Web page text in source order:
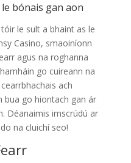
bónais gan aon
le sult a bhaint as le
Casino, smaoiníonn
agus na roghanna
go cuireann na
ach
bua go hiontach gan ár
Déanaimis imscrúdú ar
na cluichí seo!